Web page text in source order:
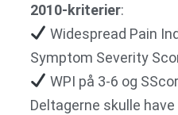
2010-kriterier:
Widespread Pain
Symptom Severity
WPI på 3-6 og
Deltagerne skulle have